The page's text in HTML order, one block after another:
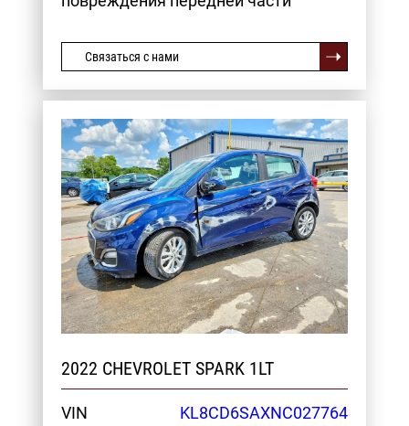
Связаться с нами
2022 CHEVROLET SPARK 1LT
VIN KL8CD6SAXNC027764